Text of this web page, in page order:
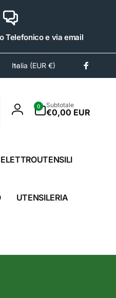
Telefonico e via email
e
Italia (EUR €)
Accedi
0
articoli
Subtotale
€0,00 EUR
ELETTROUTENSILI
UTENSILERIA